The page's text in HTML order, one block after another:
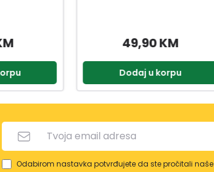
2,47 KM
Dodaj u korpu
Odabirom nastavka potvrđujete da ste pročitali naše